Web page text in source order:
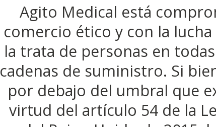
Agito Medical está
comercio ético y con la
la trata de personas en
cadenas de suministro. Si
por debajo del umbral que
virtud del artículo 54 de la